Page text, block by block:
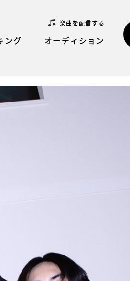
楽曲を配信する
ング オーディション